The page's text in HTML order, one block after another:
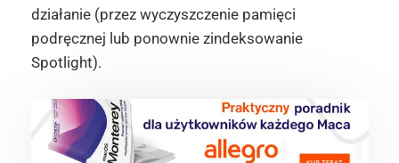
działanie (przez wyczyszczenie pamięci
podręcznej lub ponownie zindeksowanie
Spotlight).